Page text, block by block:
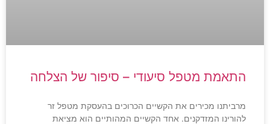
התאמת מטפל סיעודי – סיפור של הצלחה
מרביתנו מכירים את הקשיים הכרוכים בהעסקת מטפל זר
להורינו המזדקנים. אחד הקשיים המהותיים הוא מציאת